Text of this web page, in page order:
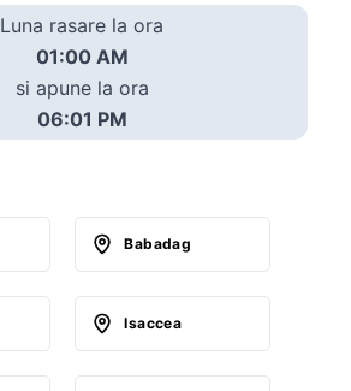
Luna rasare la ora
01:00 AM
si apune la ora
06:01 PM
Babadag
Isaccea